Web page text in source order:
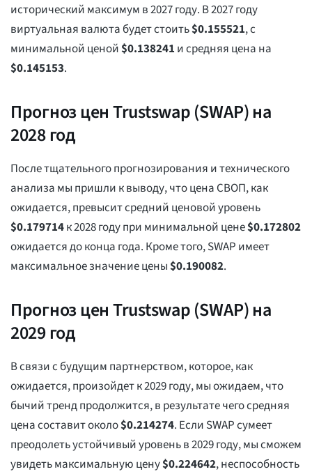
исторический максимум в 2027 году. В 2027 году
виртуальная валюта будет стоить$0.155521, с
минимальной ценой$0.138241 и средняя цена на
$0.145153.
Прогноз цен Trustswap (SWAP) на
2028 год
После тщательного прогнозирования и технического
анализа мы пришли к выводу, что цена СВОП, как
ожидается, превысит средний ценовой уровень
$0.179714к 2028 году при минимальной цене$0.172802
ожидается до конца года. Кроме того, SWAP имеет
максимальное значение цены$0.190082.
Прогноз цен Trustswap (SWAP) на
2029 год
В связи с будущим партнерством, которое, как
ожидается, произойдет к 2029 году, мы ожидаем, что
бычий тренд продолжится, в результате чего средняя
цена составит около$0.214274. Если SWAP сумеет
преодолеть устойчивый уровень в 2029 году, мы сможем
увидеть максимальную цену$0.224642, неспособность